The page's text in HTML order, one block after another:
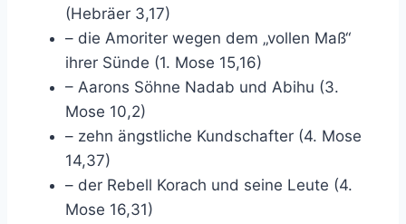
(Hebräer 3,17)
– die Amoriter wegen dem „vollen Maß“
ihrer Sünde (1. Mose 15,16)
– Aarons Söhne Nadab und Abihu (3.
Mose 10,2)
– zehn ängstliche Kundschafter (4. Mose
14,37)
– der Rebell Korach und seine Leute (4.
Mose 16,31)